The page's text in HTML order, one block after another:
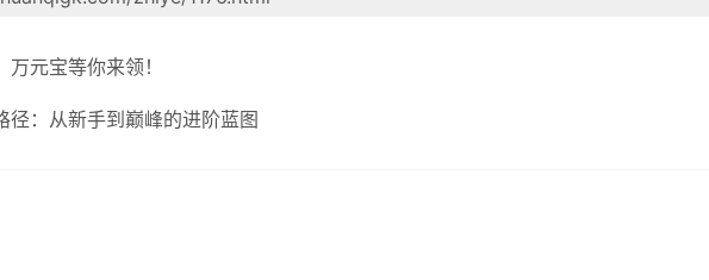
元宝等你来领！
径：从新手到巅峰的进阶蓝图